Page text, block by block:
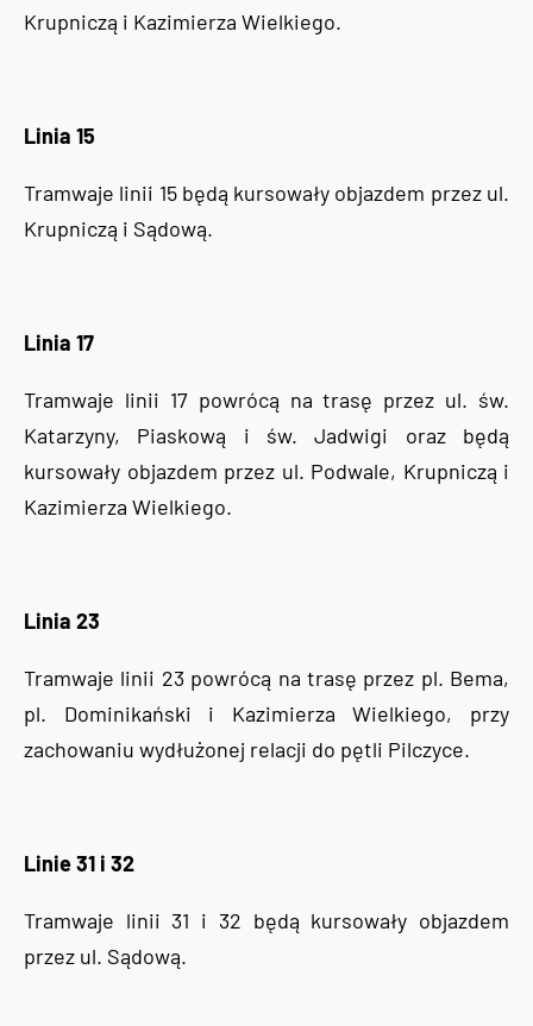
Krupniczą i Kazimierza Wielkiego.
Linia 15
Tramwaje linii 15 będą kursowały objazdem przez ul.
Krupniczą i Sądową.
Linia 17
Tramwaje linii 17 powrócą na trasę przez ul. św.
Katarzyny, Piaskową i św. Jadwigi oraz będą
kursowały objazdem przez ul. Podwale, Krupniczą i
Kazimierza Wielkiego.
Linia 23
Tramwaje linii 23 powrócą na trasę przez pl. Bema,
pl. Dominikański i Kazimierza Wielkiego, przy
zachowaniu wydłużonej relacji do pętli Pilczyce.
Linie 31 i 32
Tramwaje linii 31 i 32 będą kursowały objazdem
przez ul. Sądową.